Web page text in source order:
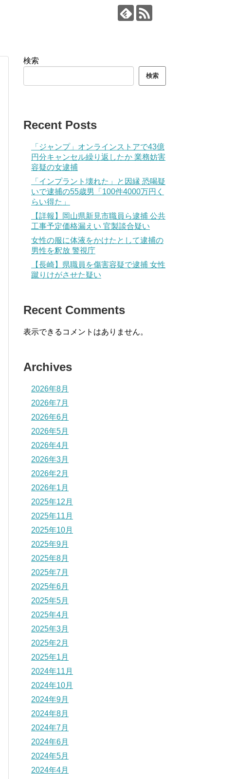
検索
検索
Recent Posts
「ジャンプ」オンラインストアで43億
円分キャンセル繰り返したか 業務妨害
容疑の女逮捕
「インプラント壊れた」と因縁 恐喝疑
いで逮捕の55歳男「100件4000万円く
らい得た」
【詳報】岡山県新見市職員ら逮捕 公共
工事予定価格漏えい 官製談合疑い
女性の服に体液をかけたとして逮捕の
男性を釈放 警視庁
【長崎】県職員を傷害容疑で逮捕 女性
蹴りけがさせた疑い
Recent Comments
表示できるコメントはありません。
Archives
2026年8月
2026年7月
2026年6月
2026年5月
2026年4月
2026年3月
2026年2月
2026年1月
2025年12月
2025年11月
2025年10月
2025年9月
2025年8月
2025年7月
2025年6月
2025年5月
2025年4月
2025年3月
2025年2月
2025年1月
2024年11月
2024年10月
2024年9月
2024年8月
2024年7月
2024年6月
2024年5月
2024年4月